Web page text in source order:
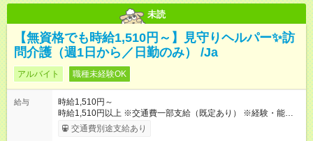
未読
【無資格でも時給1,510円～】見守りヘルパー✨訪
問介護（週1日から／日勤のみ） /Ja
アルバイト 職種未経験OK
給与
時給1,510円～
時給1,510円以上 ※交通費一部支給（既定あり） ※経験・能力を
考慮して決定します 【収入例】 週1回勤務の場合：1,510円×8時
間×4回=4万8,320円 週3回勤務の場合：1,510円×8時間×12回
交通費別途支給あり